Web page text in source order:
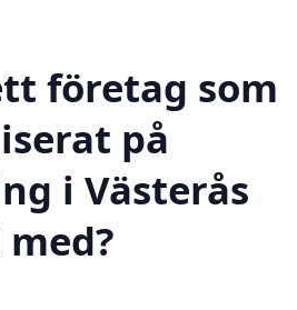
företag som
på
i Västerås